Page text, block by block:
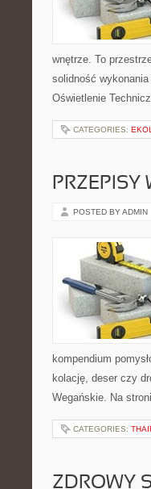
wnętrze. To
solidność
Oświetlenie
CATEGORIES:
PRZEPISY
POSTED BY ADMIN
kompendium
kolację, deser czy
Wegańskie. Na
CATEGORIES:
ZDROWY